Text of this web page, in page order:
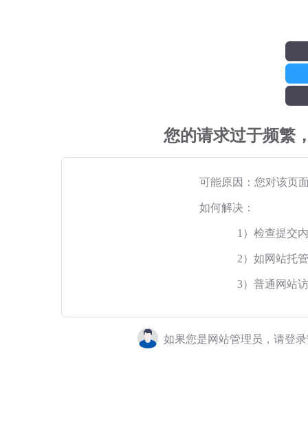
您的请求过于频繁
可能原因：您对该页
如何解决：
1）检查提交
2）如网站托
3）普通网站
如果您是网站管理员，请登